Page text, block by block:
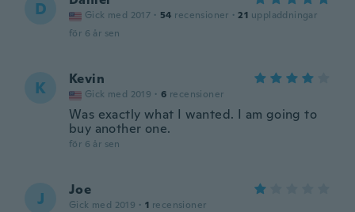
D Gick med 2017 · 54 recensioner · 21 uppladdningar
för 6 år sen
K Kevin
Gick med 2019 · 6 recensioner
Was exactly what I wanted. I am going to
buy another one.
för 6 år sen
J Joe
Gick med 2019 · 1 recensioner